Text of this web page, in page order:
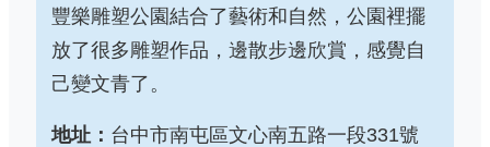
豐樂雕塑公園結合了藝術和自然，公園裡擺
放了很多雕塑作品，邊散步邊欣賞，感覺自
己變文青了。
地址： 台中市南屯區文心南五路一段331號